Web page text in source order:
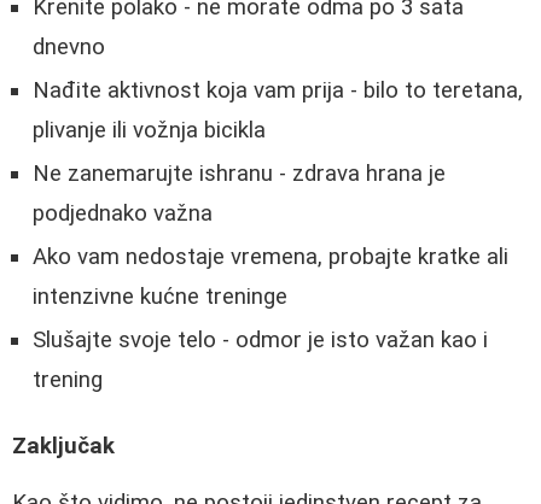
Krenite polako - ne morate odma po 3 sata
dnevno
Nađite aktivnost koja vam prija - bilo to teretana,
plivanje ili vožnja bicikla
Ne zanemarujte ishranu - zdrava hrana je
podjednako važna
Ako vam nedostaje vremena, probajte kratke ali
intenzivne kućne treninge
Slušajte svoje telo - odmor je isto važan kao i
trening
Zaključak